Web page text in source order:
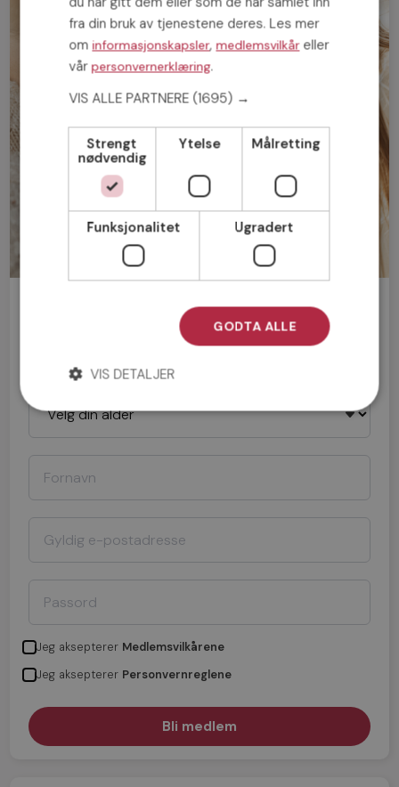
Bli medlem gratis!
Jeg aksepterer Medlemsvilkårene
Jeg aksepterer Personvernreglene
fra din bruk av tjenestene deres. Les mer
ominformasjonskapsler,medlemsvilkåreller
vårpersonvernerklæring.
VIS ALLE PARTNERE (1695) →
Strengt
nødvendig
Ytelse Målretting
Funksjonalitet Ugradert
GODTA ALLE
VIS DETALJER